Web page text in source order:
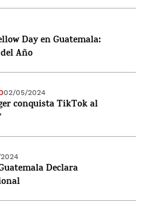
Day en Guatemala:
Año
02/05/2024
conquista TikTok al
Declara